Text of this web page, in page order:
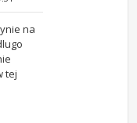
na
tej